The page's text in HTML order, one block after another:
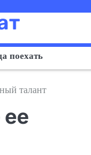
поехать
талант